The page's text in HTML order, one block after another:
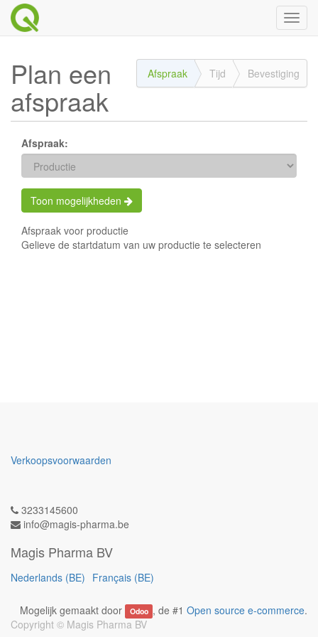
Afspraak Tijd Bevestiging
Plan een
afspraak
Afspraak:
Toon mogelijkheden
Afspraak voor productie
Gelieve de startdatum van uw productie te selecteren
Verkoopsvoorwaarden
3233145600
info@magis-pharma.be
Magis Pharma BV
Nederlands (BE) Français (BE)
Mogelijk gemaakt door Odoo , de #1 Open source e-commerce.
Copyright © Magis Pharma BV